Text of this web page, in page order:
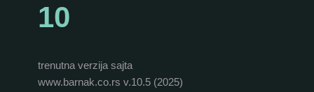
10
trenutna verzija sajta
www.barnak.co.rs v.10.5 (2025)